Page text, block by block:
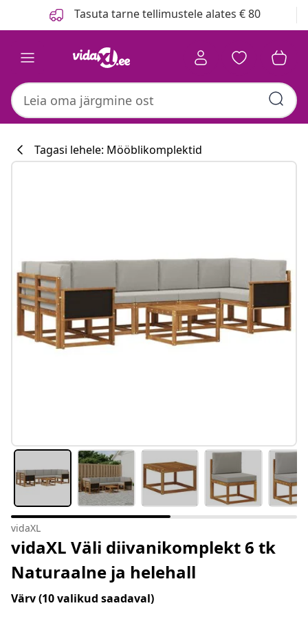
Tasuta tarne tellimustele alates € 80
#sharemevidaxl
Tagasi lehele: Mööblikomplektid
vidaXL
vidaXL Väli diivanikomplekt 6 tk
Naturaalne ja helehall
Värv(10 valikud saadaval)